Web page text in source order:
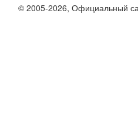
© 2005-2026, Официальный